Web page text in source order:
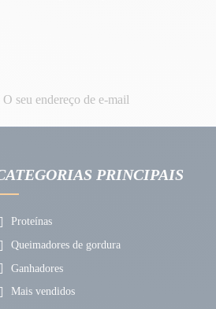
PRINCIPAIS
Proteínas
Queimadores de gordura
Ganhadores
Mais vendidos